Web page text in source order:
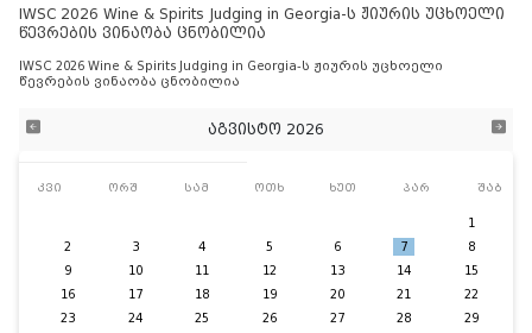
IWSC 2026 Wine & Spirits Judging in Georgia-ს ჟიურის უცხოელი
წევრების ვინაობა ცნობილია
IWSC 2026 Wine & Spirits Judging in Georgia-ს ჟიურის უცხოელი
წევრების ვინაობა ცნობილია
აგვისტო 2026
კვი ორშ სამ ოთხ ხუთ პარ შაბ
1
2
3 4 5 6 7
8
9
10 11 12 13 14
15
16
17 18 19 20 21
22
23
24 25 26 27 28
29